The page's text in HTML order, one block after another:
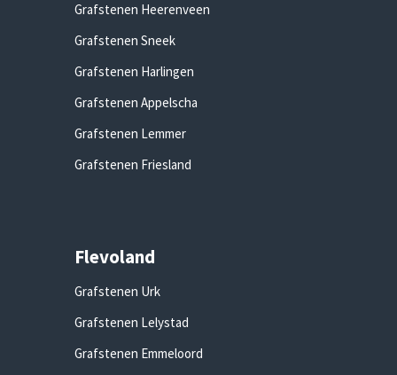
Grafstenen Heerenveen
Grafstenen Sneek
Grafstenen Harlingen
Grafstenen Appelscha
Grafstenen Lemmer
Grafstenen Friesland
Flevoland
Grafstenen Urk
Grafstenen Lelystad
Grafstenen Emmeloord